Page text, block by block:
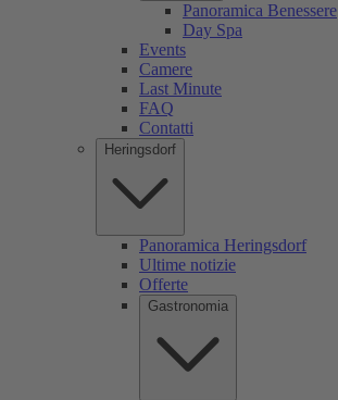
Panoramica Benessere
Day Spa
Events
Camere
Last Minute
FAQ
Contatti
Heringsdorf
Panoramica Heringsdorf
Ultime notizie
Offerte
Gastronomia